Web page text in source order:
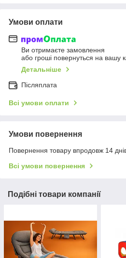
Умови оплати
Ви отримаєте замовлення
або гроші повернуться на вашу
Детальніше
Післяплата
Всі умови оплати
Умови повернення
Повернення товару впродовж 14
Всі умови повернення
Подібні товари компанії